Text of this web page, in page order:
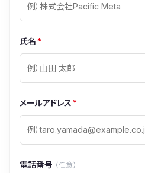
氏名*
メールアドレス *
電話番号 （任意）